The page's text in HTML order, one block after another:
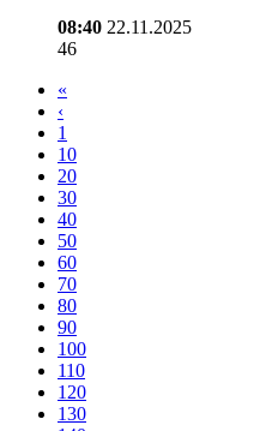
08:40 22.11.2025
46
«
‹
1
10
20
30
40
50
60
70
80
90
100
110
120
130